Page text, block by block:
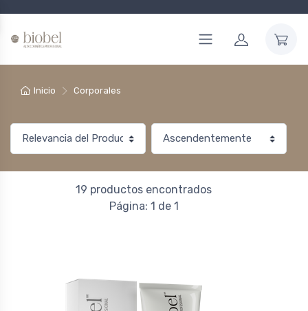
Inicio Corporales
19 productos encontrados
Página: 1 de 1